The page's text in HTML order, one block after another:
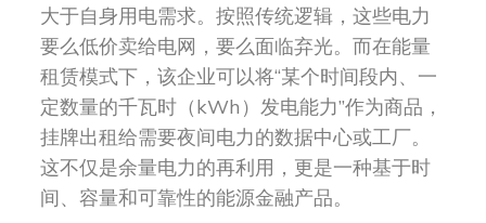
大于自身用电需求。按照传统逻辑，这些电力
要么低价卖给电网，要么面临弃光。而在能量
租赁模式下，该企业可以将“某个时间段内、一
定数量的千瓦时（kWh）发电能力”作为商品，
挂牌出租给需要夜间电力的数据中心或工厂。
这不仅是余量电力的再利用，更是一种基于时
间、容量和可靠性的能源金融产品。